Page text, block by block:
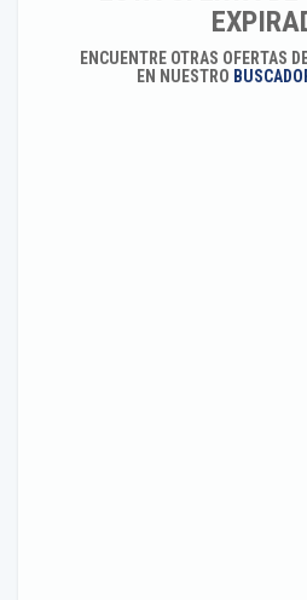
ENCUENTRE OTRAS OFERTAS
EN NUESTRO